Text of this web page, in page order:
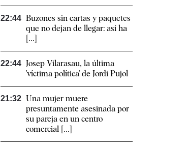
22:44 Buzones sin cartas y paquetes
que no dejan de llegar: así ha
[...]
22:44 Josep Vilarasau, la última
'víctima política' de Jordi Pujol
21:32 Una mujer muere
presuntamente asesinada por
su pareja en un centro
comercial [...]